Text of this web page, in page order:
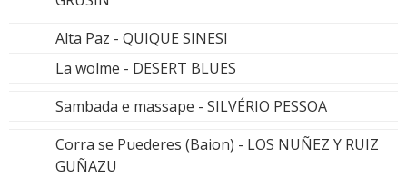
Alta Paz - QUIQUE SINESI
La wolme - DESERT BLUES
Sambada e massape - SILVÉRIO PESSOA
Corra se Puederes (Baion) - LOS NUÑEZ Y RUIZ
GUÑAZU